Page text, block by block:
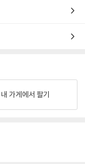
내 가게에서 팔기